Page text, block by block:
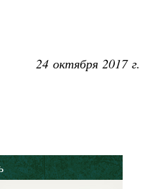
24 октября 2017 г.